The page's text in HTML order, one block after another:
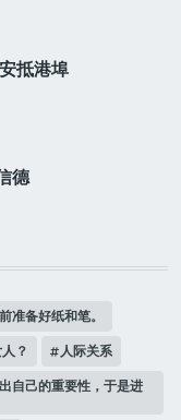
抵港埠
德
准备好纸和笔。
？ 人际关系
自己的重要性，于是进